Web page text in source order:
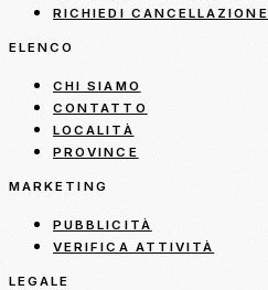
RICHIEDI CANCELLAZIONE
ELENCO
CHI SIAMO
CONTATTO
LOCALITÀ
PROVINCE
MARKETING
PUBBLICITÀ
VERIFICA ATTIVITÀ
LEGALE